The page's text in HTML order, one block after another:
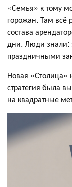
«Семья» к тому
горожан. Там всё
состава
дни. Люди знали:
праздничными
Новая «Столица»
стратегия была
на квадратные